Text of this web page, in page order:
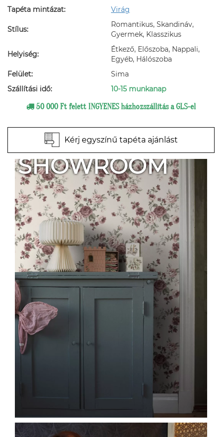
Tapéta mintázat:
Virág
Stílus:
Romantikus, Skandináv,
Gyermek, Klasszikus
Helyiség:
Étkező, Előszoba, Nappali,
Egyéb, Hálószoba
Felület:
Sima
Szállítási idő:
10-15 munkanap
50 000 Ft felett INGYENES házhozszállítás a GLS-el
Kérj egyszínű tapéta ajánlást
SHOWROOM